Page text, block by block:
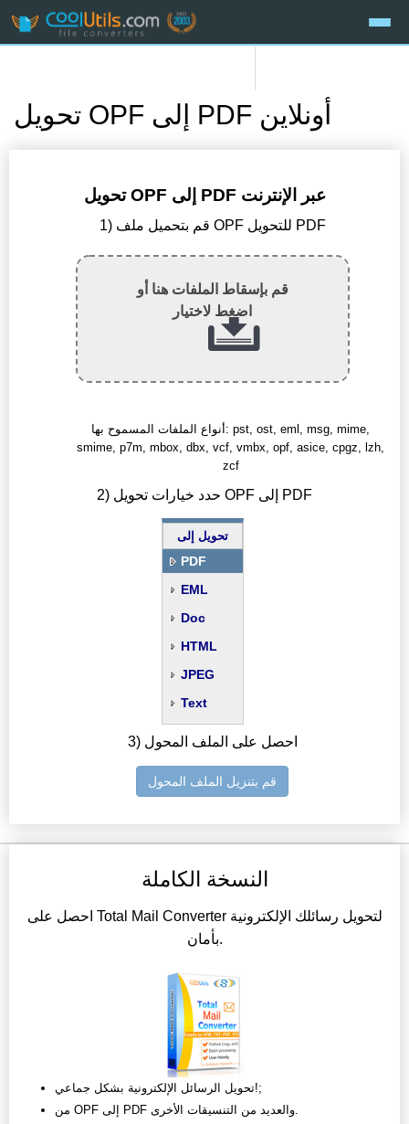
تحويل OPF إلى PDF أونلاين
تحويل OPF إلى PDF عبر الإنترنت
1) قم بتحميل ملف OPF للتحويل PDF
قم بإسقاط الملفات هنا أو
اضغط لاختيار
أنواع الملفات المسموح بها: pst, ost, eml, msg, mime,
smime, p7m, mbox, dbx, vcf, vmbx, opf, asice, cpgz, lzh,
zcf
2) حدد خيارات تحويل OPF إلى PDF
تحويل إلى
PDF
EML
Doc
HTML
JPEG
Text
3) احصل على الملف المحول
قم بتنزيل الملف المحول
النسخة الكاملة
احصل على Total Mail Converter لتحويل رسائلك الإلكترونية
بأمان.
تحويل الرسائل الإلكترونية بشكل جماعي!;
من OPF إلى PDF والعديد من التنسيقات الأخرى.